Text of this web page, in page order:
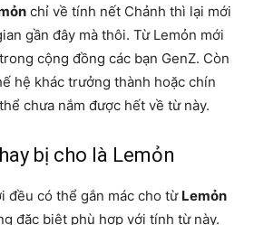
chỉ về tính nết Chảnh thì lại mới
gần đây mà thôi. Từ Lemỏn mới
cộng đồng các bạn GenZ. Còn
hệ khác trưởng thành hoặc chín
chưa nắm được hết về từ này.
bị cho là Lemỏn
đều có thể gắn mác cho từ Lemỏn
đặc biệt phù hợp với tính từ này.